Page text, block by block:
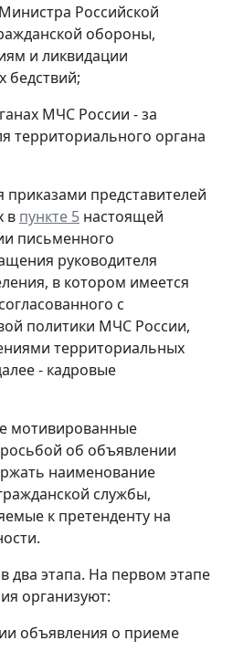
Российской
обороны,
и ликвидации
бедствий;
МЧС России - за
территориального органа
приказами представителей
в пункте 5 настоящей
письменного
руководителя
в котором имеется
с
политики МЧС России,
территориальных
- кадровые
мотивированные
об объявлении
наименование
службы,
к претенденту на
два этапа. На первом этапе
организуют:
объявления о приеме